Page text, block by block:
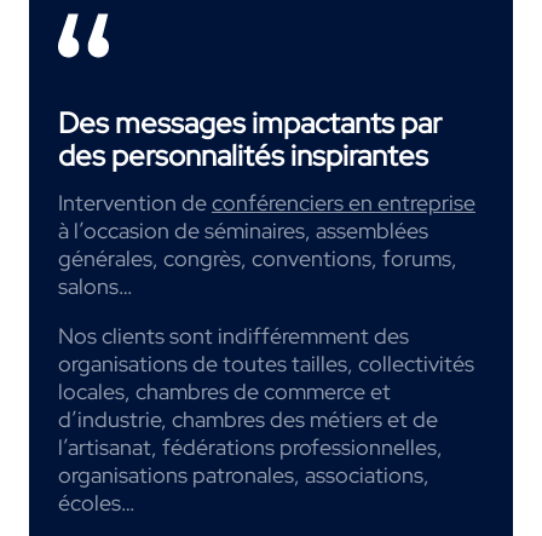
Des messages impactants par
des personnalités inspirantes
Intervention deconférenciers en entreprise
à l’occasion de séminaires, assemblées
générales, congrès, conventions, forums,
salons…
Nos clients sont indifféremment des
organisations de toutes tailles, collectivités
locales, chambres de commerce et
d’industrie, chambres des métiers et de
l’artisanat, fédérations professionnelles,
organisations patronales, associations,
écoles…